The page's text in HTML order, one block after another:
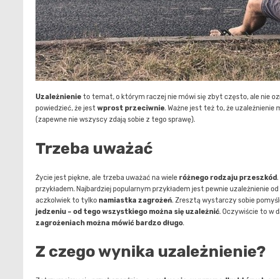
Uzależnienie to temat, o którym raczej nie mówi się zbyt często, ale nie
powiedzieć, że jest wprost przeciwnie. Ważne jest też to, że uzależnienie
(zapewne nie wszyscy zdają sobie z tego sprawę).
Trzeba uważać
Życie jest piękne, ale trzeba uważać na wiele różnego rodzaju przeszkód
przykładem. Najbardziej popularnym przykładem jest pewnie uzależnienie od
aczkolwiek to tylko namiastka zagrożeń. Zresztą wystarczy sobie
jedzeniu – od tego wszystkiego można się uzależnić. Oczywiście to w
zagrożeniach można mówić bardzo długo.
Z czego wynika uzależnienie?